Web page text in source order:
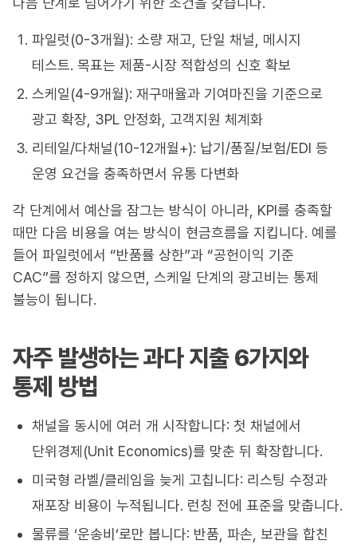
파일럿(0-3개월): 소량 재고, 단일 채널, 메시지
테스트. 목표는 제품-시장 적합성의 신호 확보
스케일(4-9개월): 재구매율과 기여마진을 기준으로
광고 확장, 3PL 안정화, 고객지원 체계화
리테일/다채널(10-12개월+): 납기/품질/보험/EDI 등
운영 요건을 충족하면서 유통 다변화
각 단계에서 예산을 잠그는 방식이 아니라, KPI를 충족할
때만 다음 비용을 여는 방식이 현금흐름을 지킵니다. 예를
들어 파일럿에서 “반품률 상한”과 “공헌이익 기준
CAC”를 정하지 않으면, 스케일 단계의 광고비는 통제
불능이 됩니다.
자주 발생하는 과다 지출 6가지와
통제 방법
채널을 동시에 여러 개 시작합니다: 첫 채널에서
단위경제(Unit Economics)를 맞춘 뒤 확장합니다.
미국형 라벨/클레임을 늦게 고칩니다: 리스팅 수정과
재포장 비용이 누적됩니다. 런칭 전에 표준을 맞춥니다.
물류를 ‘운송비’로만 봅니다: 반품, 파손, 보관을 합친